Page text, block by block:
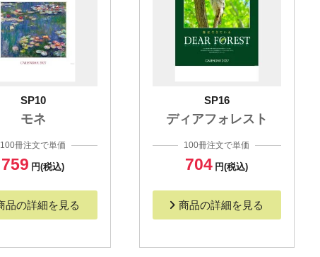
SP10
モネ
100冊注文で単価
759 円(税込)
品の詳細を見る
SP16
ディアフォレスト
100冊注文で単価
704 円(税込)
商品の詳細を見る